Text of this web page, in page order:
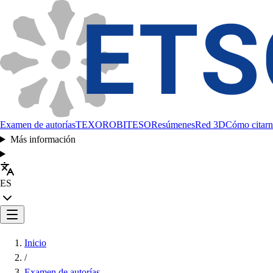
Examen de autoríasTEXOROBITESOResúmenesRed 3DCómo
Más información
ES
Inicio
/